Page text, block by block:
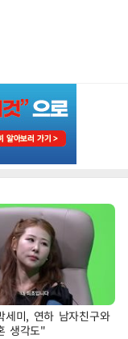
세미, 연하 남자친구와
생각도"